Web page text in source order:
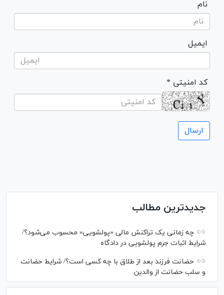
نام
ایمیل
* کد امنیتی
جدیدترین مطالب
چه زمانی یک تراکنش مالی «پولشویی» محسوب می‌شود؟/
شرایط اثبات جرم پولشویی در دادگاه
حضانت فرزند بعد از طلاق با چه کسی است؟/ شرایط حضانت
و سلب حضانت از والدین